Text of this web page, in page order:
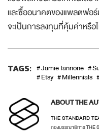
และซื้ออนาคตของแพลตฟอ
จะเป็นการลงทุนที่คุ้มค่าหรือ
TAGS: Jamie Iannone
Etsy
Millennials
ABOUT THE
THE STANDARD
กองบรรณาธิการ THE